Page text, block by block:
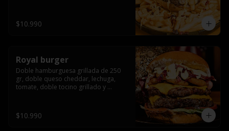
$10.990
Royal burger
Doble hamburguesa grillada de 250
gr, doble queso cheddar, lechuga,
tomate, doble tocino grillado y
salsa de queso cheddar.
$10.990